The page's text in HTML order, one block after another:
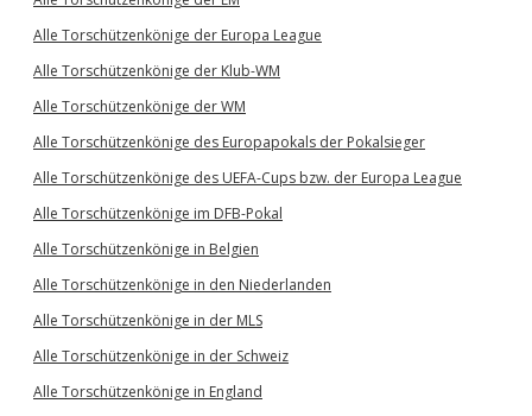
Alle Torschützenkönige der Europa League
Alle Torschützenkönige der Klub-WM
Alle Torschützenkönige der WM
Alle Torschützenkönige des Europapokals der Pokalsieger
Alle Torschützenkönige des UEFA-Cups bzw. der Europa League
Alle Torschützenkönige im DFB-Pokal
Alle Torschützenkönige in Belgien
Alle Torschützenkönige in den Niederlanden
Alle Torschützenkönige in der MLS
Alle Torschützenkönige in der Schweiz
Alle Torschützenkönige in England